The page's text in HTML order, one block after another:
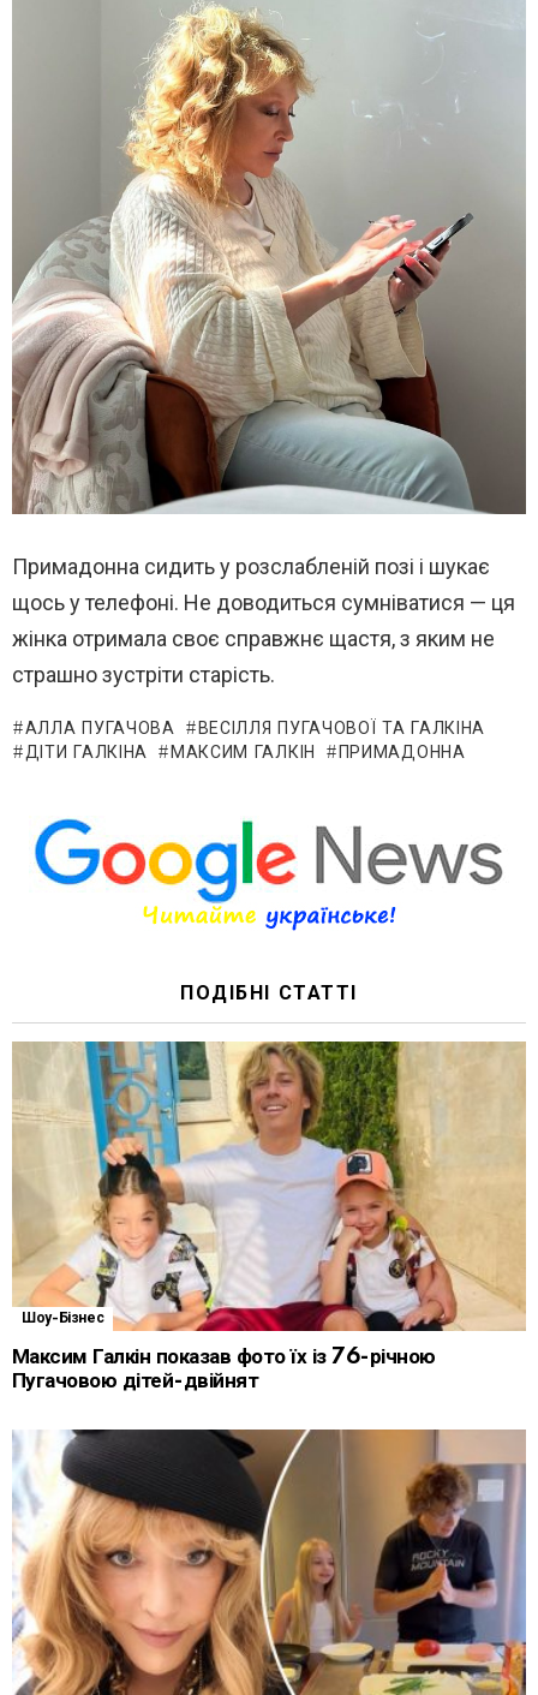
Примадонна сидить у розслабленій позі і шукає
щось у телефоні. Не доводиться сумніватися — ця
жінка отримала своє справжнє щастя, з яким не
страшно зустріти старість.
АЛЛА ПУГАЧОВА
ВЕСІЛЛЯ ПУГАЧОВОЇ ТА ГАЛКІНА
ДІТИ ГАЛКІНА
МАКСИМ ГАЛКІН ПРИМАДОННА
ПОДІБНІ СТАТТІ
Шоу-Бізнес
Максим Галкін показав фото їх із 76-річною
Пугачовою дітей-двійнят